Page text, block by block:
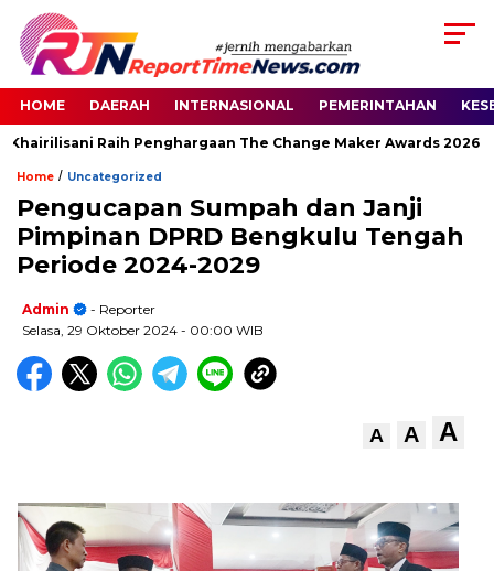
HOME DAERAH INTERNASIONAL PEMERINTAHAN
Raih Penghargaan The Change Maker Awards 2026
Home / Uncategorized
Pengucapan Sumpah dan Janji
Pimpinan DPRD Bengkulu Tengah
Periode 2024-2029
Admin
- Reporter
Selasa, 29 Oktober 2024 - 00:00 WIB
A A A